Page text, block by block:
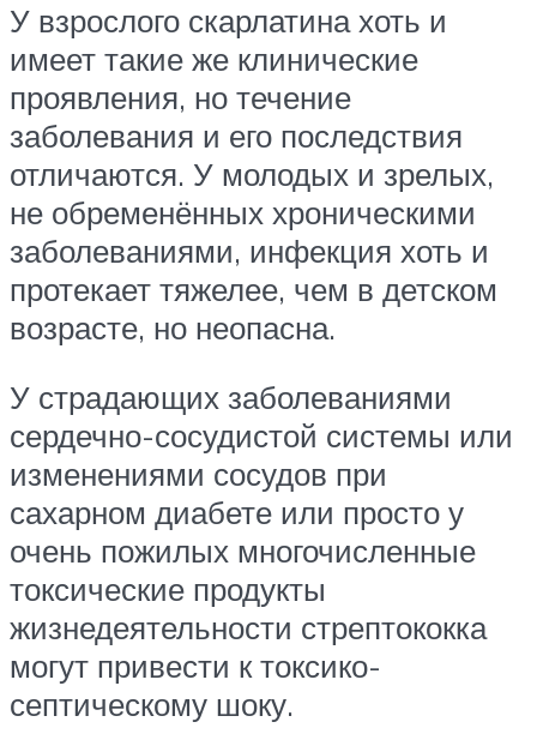
У взрослого скарлатина хоть и
имеет такие же клинические
проявления, но течение
заболевания и его последствия
отличаются. У молодых и зрелых,
не обременённых хроническими
заболеваниями, инфекция хоть и
протекает тяжелее, чем в детском
возрасте, но неопасна.
У страдающих заболеваниями
сердечно-сосудистой системы или
изменениями сосудов при
сахарном диабете или просто у
очень пожилых многочисленные
токсические продукты
жизнедеятельности стрептококка
могут привести к токсико-
септическому шоку.